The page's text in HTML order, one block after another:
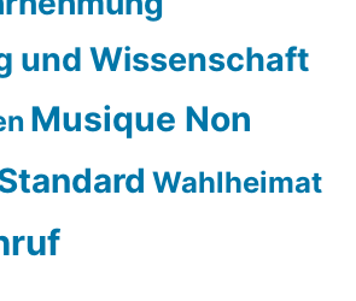
und Wissenschaft
Musique Non
Wahlheimat